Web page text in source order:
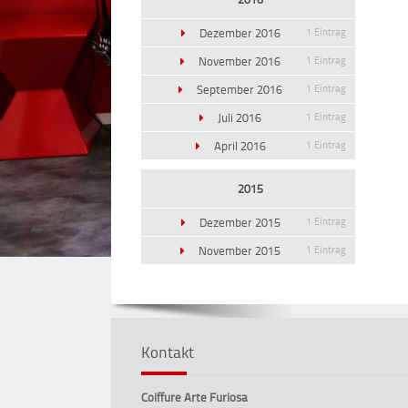
Dezember 2016 1 Eintrag
November 2016 1 Eintrag
September 2016 1 Eintrag
Juli 2016 1 Eintrag
April 2016 1 Eintrag
2015
Dezember 2015 1 Eintrag
November 2015 1 Eintrag
Kontakt
Coiffure Arte Furiosa